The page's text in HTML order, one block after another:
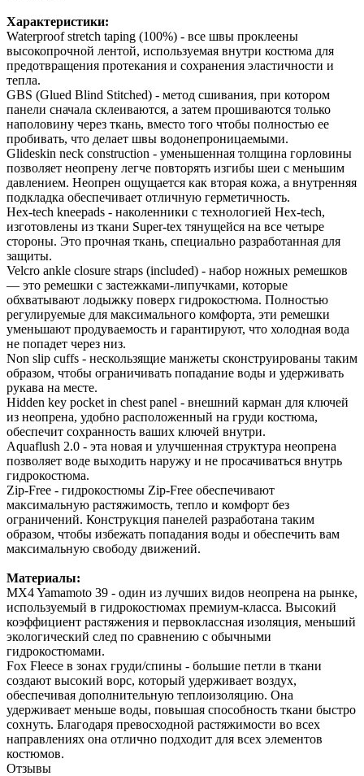
Характеристики:
Waterproof stretch taping (100%) - все швы проклеены
высокопрочной лентой, используемая внутри костюма для
предотвращения протекания и сохранения эластичности и
тепла.
GBS (Glued Blind Stitched) - метод сшивания, при котором
панели сначала склеиваются, а затем прошиваются только
наполовину через ткань, вместо того чтобы полностью ее
пробивать, что делает швы водонепроницаемыми.
Glideskin neck construction - уменьшенная толщина горловины
позволяет неопрену легче повторять изгибы шеи с меньшим
давлением. Неопрен ощущается как вторая кожа, а внутренняя
подкладка обеспечивает отличную герметичность.
Hex-tech kneepads - наколенники с технологией Hex-tech,
изготовлены из ткани Super-tex тянущейся на все четыре
стороны. Это прочная ткань, специально разработанная для
защиты.
Velcro ankle closure straps (included) - набор ножных ремешков
— это ремешки с застежками-липучками, которые
обхватывают лодыжку поверх гидрокостюма. Полностью
регулируемые для максимального комфорта, эти ремешки
уменьшают продуваемость и гарантируют, что холодная вода
не попадет через низ.
Non slip cuffs - нескользящие манжеты сконструированы таким
образом, чтобы ограничивать попадание воды и удерживать
рукава на месте.
Hidden key pocket in chest panel - внешний карман для ключей
из неопрена, удобно расположенный на груди костюма,
обеспечит сохранность ваших ключей внутри.
Aquaflush 2.0 - эта новая и улучшенная структура неопрена
позволяет воде выходить наружу и не просачиваться внутрь
гидрокостюма.
Zip-Free - гидрокостюмы Zip-Free обеспечивают
максимальную растяжимость, тепло и комфорт без
ограничений. Конструкция панелей разработана таким
образом, чтобы избежать попадания воды и обеспечить вам
максимальную свободу движений.
Материалы:
MX4 Yamamoto 39 - один из лучших видов неопрена на рынке,
используемый в гидрокостюмах премиум-класса. Высокий
коэффициент растяжения и первоклассная изоляция, меньший
экологический след по сравнению с обычными
гидрокостюмами.
Fox Fleece в зонах груди/спины - большие петли в ткани
создают высокий ворс, который удерживает воздух,
обеспечивая дополнительную теплоизоляцию. Она
удерживает меньше воды, повышая способность ткани быстро
сохнуть. Благодаря превосходной растяжимости во всех
направлениях она отлично подходит для всех элементов
костюмов.
Отзывы